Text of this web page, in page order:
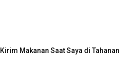
Makanan Saat Saya di Tahanan